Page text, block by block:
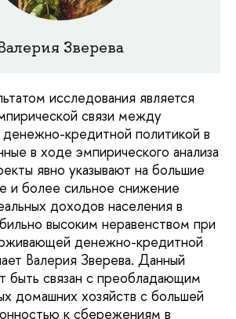
Зверева
исследования является
связи между
кредитной политикой в
в ходе эмпирического анализа
явно указывают на большие
и более сильное снижение
доходов населения в
высоким неравенством при
денежно-кредитной
Валерия Зверева. Данный
быть связан с преобладающим
домашних хозяйств с большей
к сбережениям в